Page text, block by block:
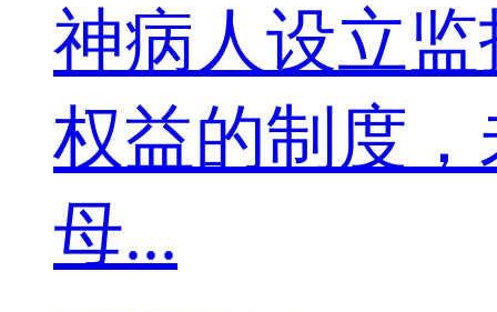
神病人设立
权益的制度
母...